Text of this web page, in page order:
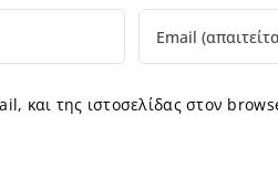
και της ιστοσελίδας στον